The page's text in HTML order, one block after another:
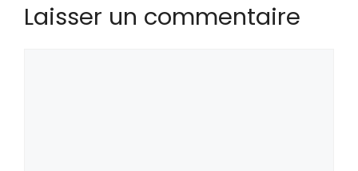
Laisser un commentaire